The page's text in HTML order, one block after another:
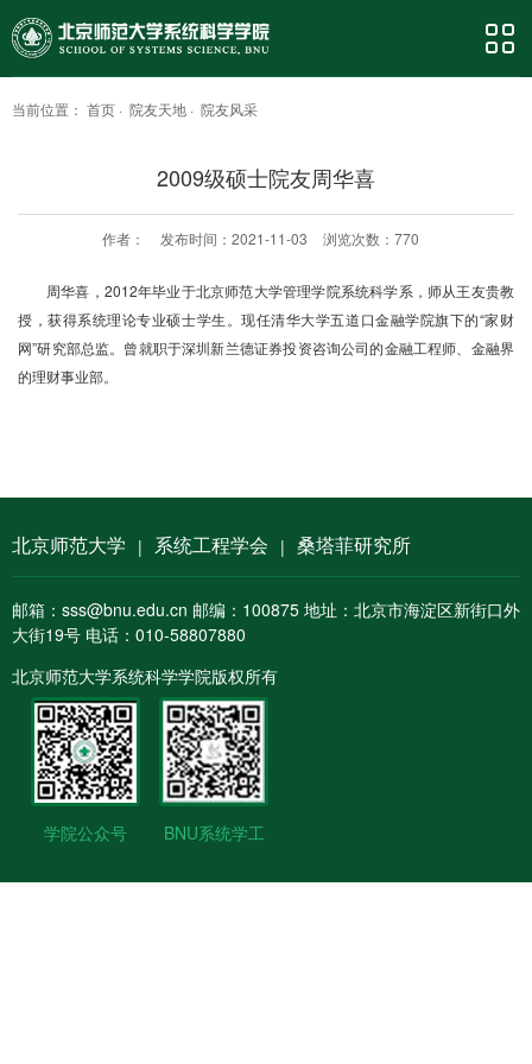
当前位置： 首页 · 院友天地 · 院友风采
2009级硕士院友周华喜
作者： 发布时间：2021-11-03 浏览次数： 770
周华喜，2012年毕业于北京师范大学管理学院系统科学系，师从王友贵教
授，获得系统理论专业硕士学生。现任清华大学五道口金融学院旗下的“家财
网”研究部总监。曾就职于深圳新兰德证券投资咨询公司的金融工程师、金融界
的理财事业部。
北京师范大学 | 系统工程学会 | 桑塔菲研究所
邮箱：sss@bnu.edu.cn 邮编：100875 地址：北京市海淀区新街口外
大街19号 电话：010-58807880
北京师范大学系统科学学院版权所有
学院公众号 BNU系统学工